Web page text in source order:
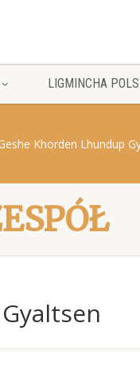
LIGMINCHA
Khorden Lhundup